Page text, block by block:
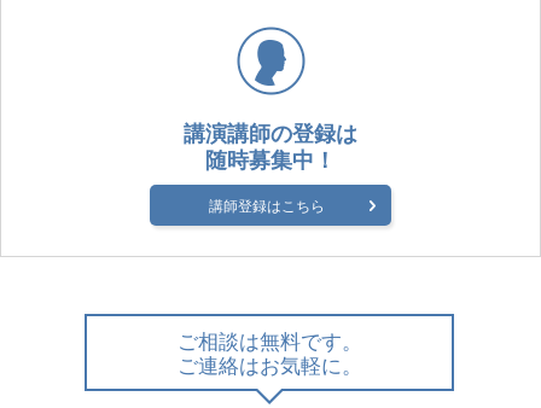
講演講師の登録は
随時募集中！
講師登録はこちら
ご相談は無料です。
ご連絡はお気軽に。